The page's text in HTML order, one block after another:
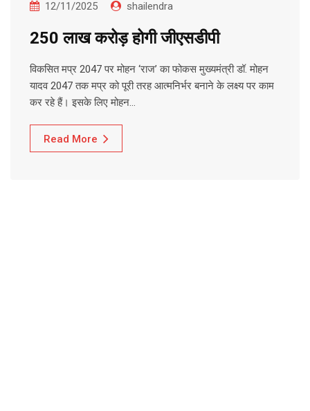
12/11/2025 shailendra
250 लाख करोड़ होगी जीएसडीपी
विकसित मप्र 2047 पर मोहन ‘राज’ का फोकस मुख्यमंत्री डॉ. मोहन
यादव 2047 तक मप्र को पूरी तरह आत्मनिर्भर बनाने के लक्ष्य पर काम
कर रहे हैं। इसके लिए मोहन…
Read More